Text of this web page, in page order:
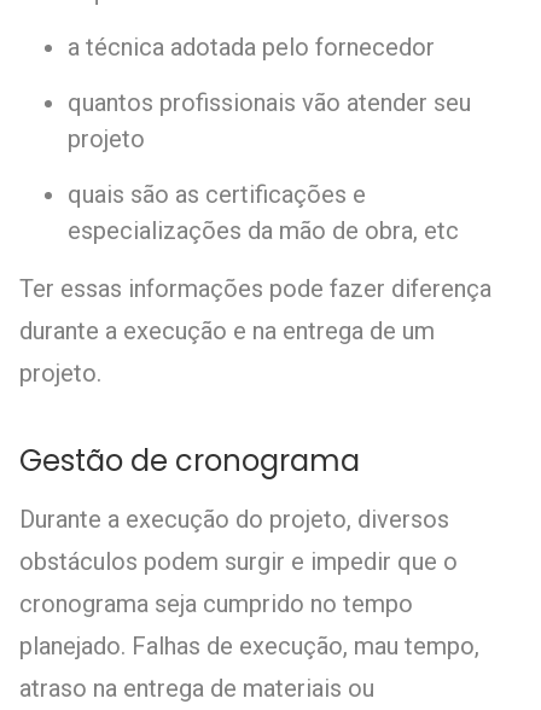
a técnica adotada pelo fornecedor
quantos profissionais vão atender seu
projeto
quais são as certificações e
especializações da mão de obra, etc
Ter essas informações pode fazer diferença
durante a execução e na entrega de um
projeto.
Gestão de cronograma
Durante a execução do projeto, diversos
obstáculos podem surgir e impedir que o
cronograma seja cumprido no tempo
planejado. Falhas de execução, mau tempo,
atraso na entrega de materiais ou